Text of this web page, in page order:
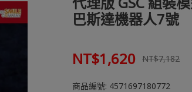
巴斯達機器人7號
NT$1,620 NT$7,182
商品編號: 4571697180772